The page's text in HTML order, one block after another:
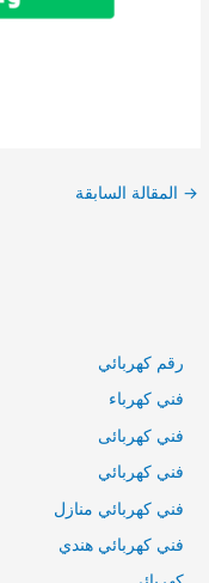
→ المقالة السابقة
رقم كهربائي
فني كهرباء
فني كهربائى
فني كهربائي
فني كهربائي منازل
فني كهربائي هندي